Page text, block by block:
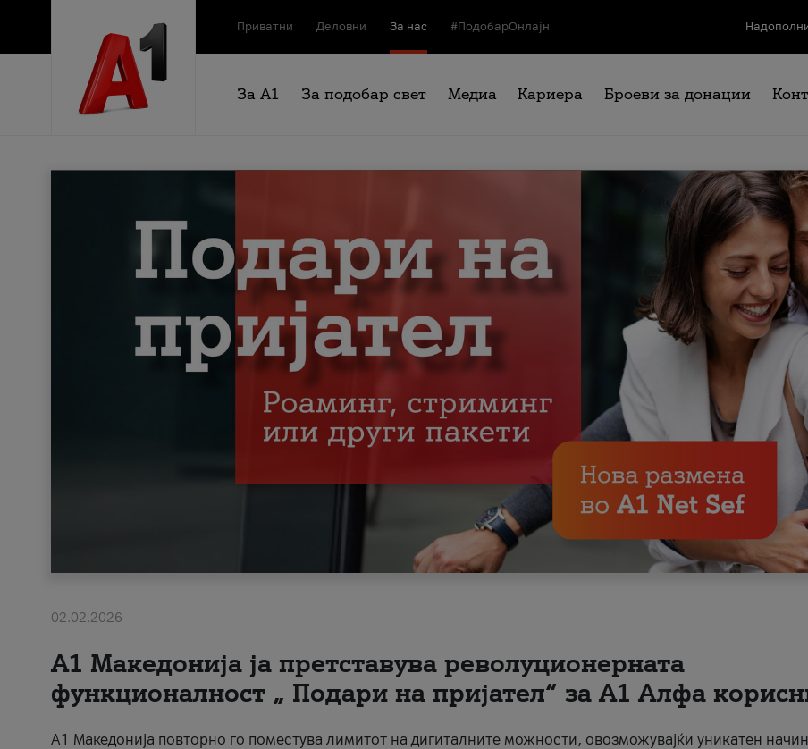
Приватни Деловни За нас #ПодобарОнлајн
За А1 За подобар свет Медиа Кариера Броеви за донации
02.02.2026
А1 Македонија ја претставува револуционерната
функционалност „ Подари на пријател“ за А1 Алфа
А1 Македонија повторно го поместува лимитот на дигиталните можности, овозможувајќи уникатен